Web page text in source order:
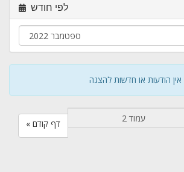
לפי חודש
אין הודעות או חדשות להצגה
« דף קודם